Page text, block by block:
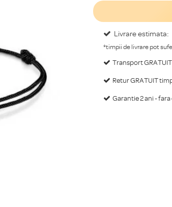
Livrare estimata:
*timpii de livrare pot
Transport
Retur GRATUIT
Garantie 2 ani -